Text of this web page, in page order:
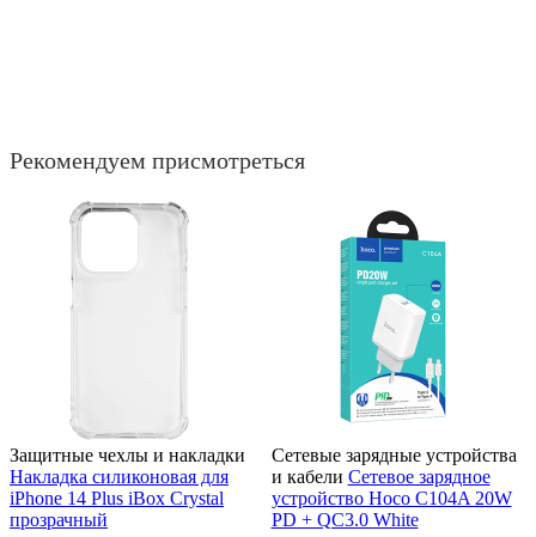
Рекомендуем присмотреться
Защитные чехлы и накладки
Накладка силиконовая для
iPhone 14 Plus iBox Crystal
прозрачный
Сетевые зарядные устройства
и кабели Сетевое зарядное
устройство Hoco C104A 20W
PD + QC3.0 White